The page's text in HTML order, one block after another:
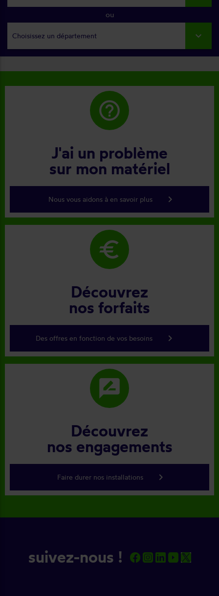
ou
Choisissez un département
help_outline
J'ai un problème
sur mon matériel
Nous vous aidons à en savoir plus keyboard_arrow_right
euro
Découvrez
nos forfaits
Des offres en fonction de vos besoins keyboard_arrow_right
rate_review
Découvrez
nos engagements
Faire durer nos installations keyboard_arrow_right
suivez-nous !